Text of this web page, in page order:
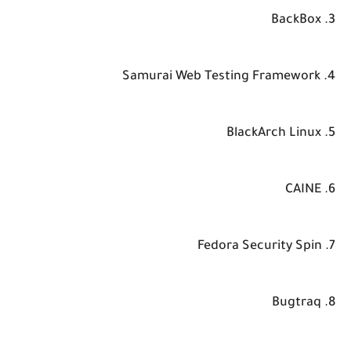
3. BackBox
4. Samurai Web Testing Framework
5. BlackArch Linux
6. CAINE
7. Fedora Security Spin
8. Bugtraq